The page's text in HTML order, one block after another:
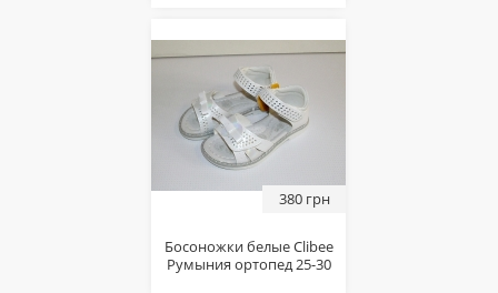
380 грн
Босоножки белые Сlibee
Румыния ортопед 25-30